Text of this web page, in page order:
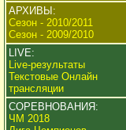
АРХИВЫ:
Сезон - 2010/2011
Сезон - 2009/2010
LIVE:
Live-результаты
Текстовые Онлайн
трансляции
СОРЕВНОВАНИЯ:
ЧМ 2018